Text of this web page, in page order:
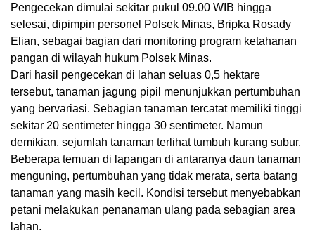
Pengecekan dimulai sekitar pukul 09.00 WIB hingga
selesai, dipimpin personel Polsek Minas, Bripka Rosady
Elian, sebagai bagian dari monitoring program ketahanan
pangan di wilayah hukum Polsek Minas.
Dari hasil pengecekan di lahan seluas 0,5 hektare
tersebut, tanaman jagung pipil menunjukkan pertumbuhan
yang bervariasi. Sebagian tanaman tercatat memiliki tinggi
sekitar 20 sentimeter hingga 30 sentimeter. Namun
demikian, sejumlah tanaman terlihat tumbuh kurang subur.
Beberapa temuan di lapangan di antaranya daun tanaman
menguning, pertumbuhan yang tidak merata, serta batang
tanaman yang masih kecil. Kondisi tersebut menyebabkan
petani melakukan penanaman ulang pada sebagian area
lahan.